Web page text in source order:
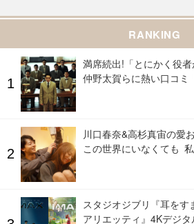
RANKING
満席続出!「とにかく役
仲野太賀らに熱い口コミ
川口春奈&高杉真宙の愛
この世界にいなくても
スタジオジブリ『耳をす
アリエッティ』4Kデジ